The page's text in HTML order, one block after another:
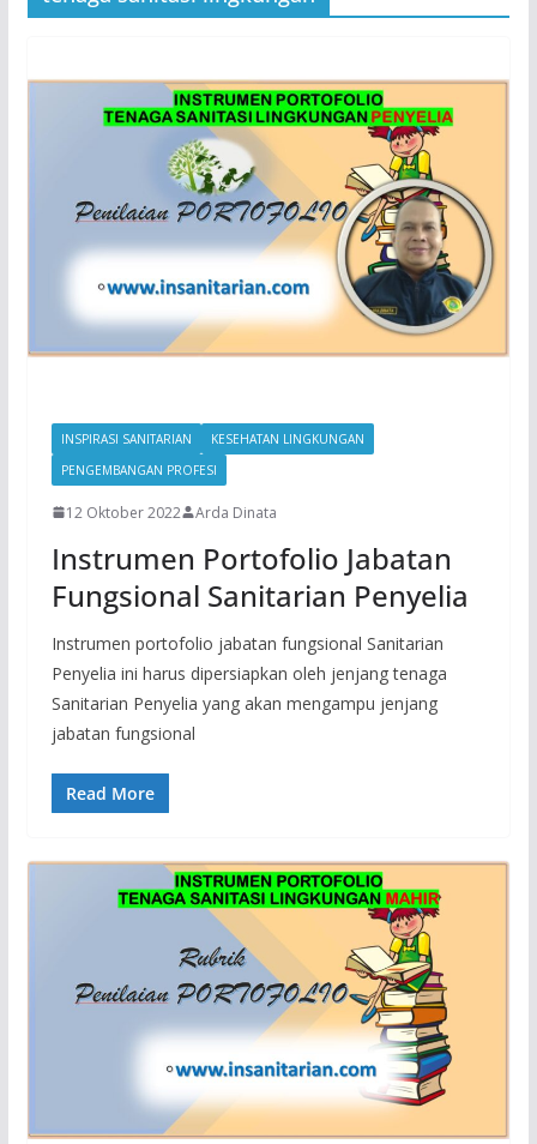
INSPIRASI SANITARIAN
KESEHATAN LINGKUNGAN
PENGEMBANGAN PROFESI
12 Oktober 2022 Arda Dinata
Instrumen Portofolio Jabatan
Fungsional Sanitarian Penyelia
Instrumen portofolio jabatan fungsional Sanitarian
Penyelia ini harus dipersiapkan oleh jenjang tenaga
Sanitarian Penyelia yang akan mengampu jenjang
jabatan fungsional
Read More